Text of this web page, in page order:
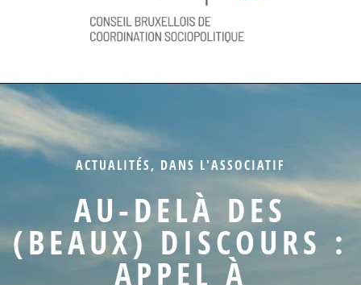
ACTUALITÉS, DANS L'ASSOCIATIF
AU-DELÀ DES
(BEAUX) DISCOURS :
APPEL À